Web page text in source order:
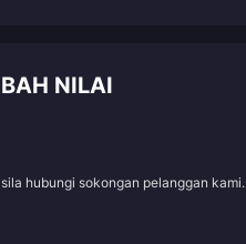
NILAI
hubungi sokongan pelanggan kami.